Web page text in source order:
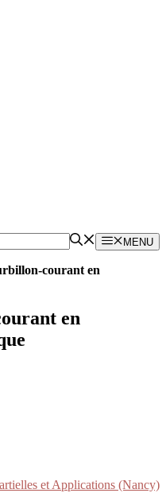
MENU
courant en
en
et Applications (Nancy)